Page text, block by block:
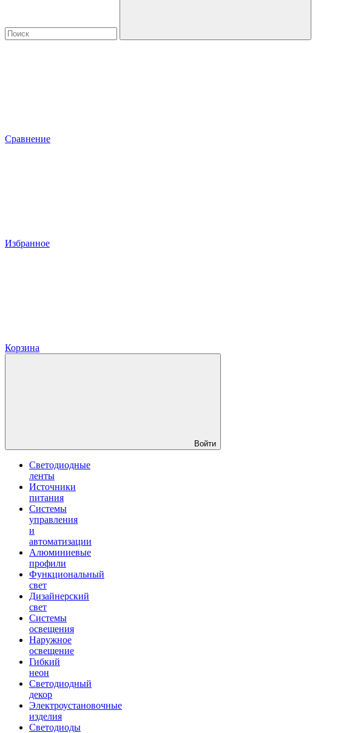
Сравнение
Избранное
Корзина
Войти
Светодиодные
ленты
Источники
питания
Системы
управления
и
автоматизации
Алюминиевые
профили
Функциональный
свет
Дизайнерский
свет
Системы
освещения
Наружное
освещение
Гибкий
неон
Светодиодный
декор
Электроустановочные
изделия
Светодиоды